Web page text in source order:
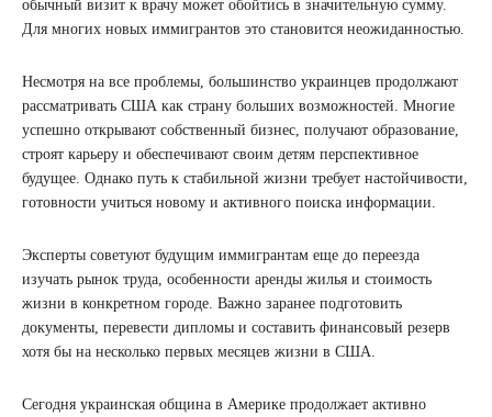
обычный визит к врачу может обойтись в значительную сумму.
Для многих новых иммигрантов это становится неожиданностью.
Несмотря на все проблемы, большинство украинцев продолжают
рассматривать США как страну больших возможностей. Многие
успешно открывают собственный бизнес, получают образование,
строят карьеру и обеспечивают своим детям перспективное
будущее. Однако путь к стабильной жизни требует настойчивости,
готовности учиться новому и активного поиска информации.
Эксперты советуют будущим иммигрантам еще до переезда
изучать рынок труда, особенности аренды жилья и стоимость
жизни в конкретном городе. Важно заранее подготовить
документы, перевести дипломы и составить финансовый резерв
хотя бы на несколько первых месяцев жизни в США.
Сегодня украинская община в Америке продолжает активно